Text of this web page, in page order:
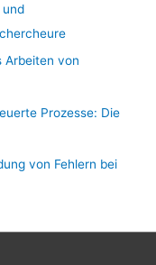
und
Arbeiten von
Prozesse: Die
von Fehlern bei